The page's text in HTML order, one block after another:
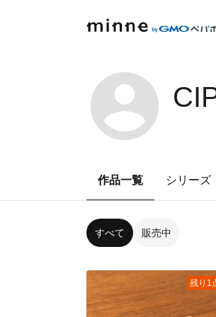
作品一覧 シリーズ
すべて 販売中
残り1